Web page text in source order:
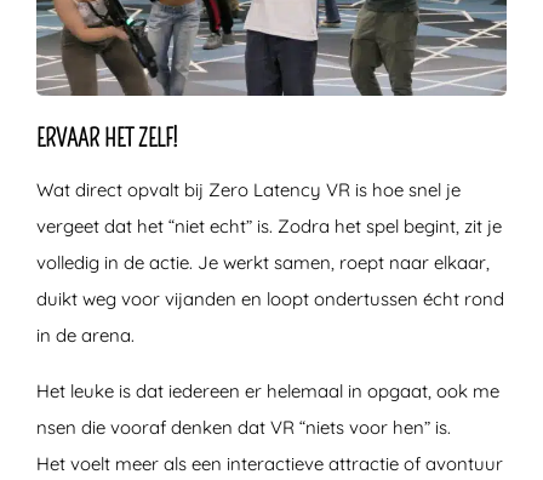
ERVAAR HET ZELF!
Wat direct opvalt bij Zero Latency VR is hoe snel je
vergeet dat het “niet echt” is. Zodra het spel begint, zit je
volledig in de actie. Je werkt samen, roept naar elkaar,
duikt weg voor vijanden en loopt ondertussen écht rond
in de arena.
Het leuke is dat iedereen er helemaal in opgaat, ook me
nsen die vooraf denken dat VR “niets voor hen” is.
Het voelt meer als een interactieve attractie of avontuur